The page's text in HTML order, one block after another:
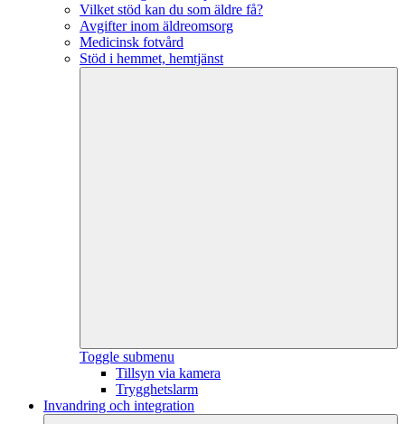
Vilket stöd kan du som äldre få?
Avgifter inom äldreomsorg
Medicinsk fotvård
Stöd i hemmet, hemtjänst
Toggle submenu
Tillsyn via kamera
Trygghetslarm
Invandring och integration